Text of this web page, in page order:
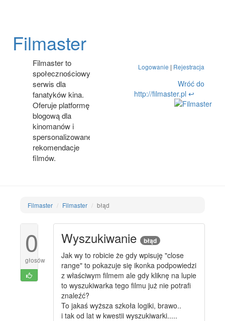
Filmaster
Filmaster to
społecznościowy
serwis dla
fanatyków kina.
Oferuje platformę
blogową dla
kinomanów i
spersonalizowane
rekomendacje
filmów.
Logowanie | Rejestracja
Wróć do
http://filmaster.pl ↩
Filmaster Filmaster błąd
0
głosów
Wyszukiwanie błąd
Jak wy to robicie że gdy wpisuję "close
range" to pokazuje się ikonka podpowiedzi
z właściwym filmem ale gdy kliknę na lupie
to wyszukiwarka tego filmu już nie potrafi
znaleźć?
To jakaś wyższa szkoła logiki, brawo..
i tak od lat w kwestii wyszukiwarki.....